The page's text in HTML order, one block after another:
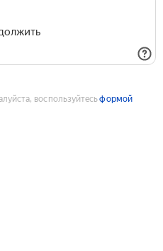
воспользуйтесьформой